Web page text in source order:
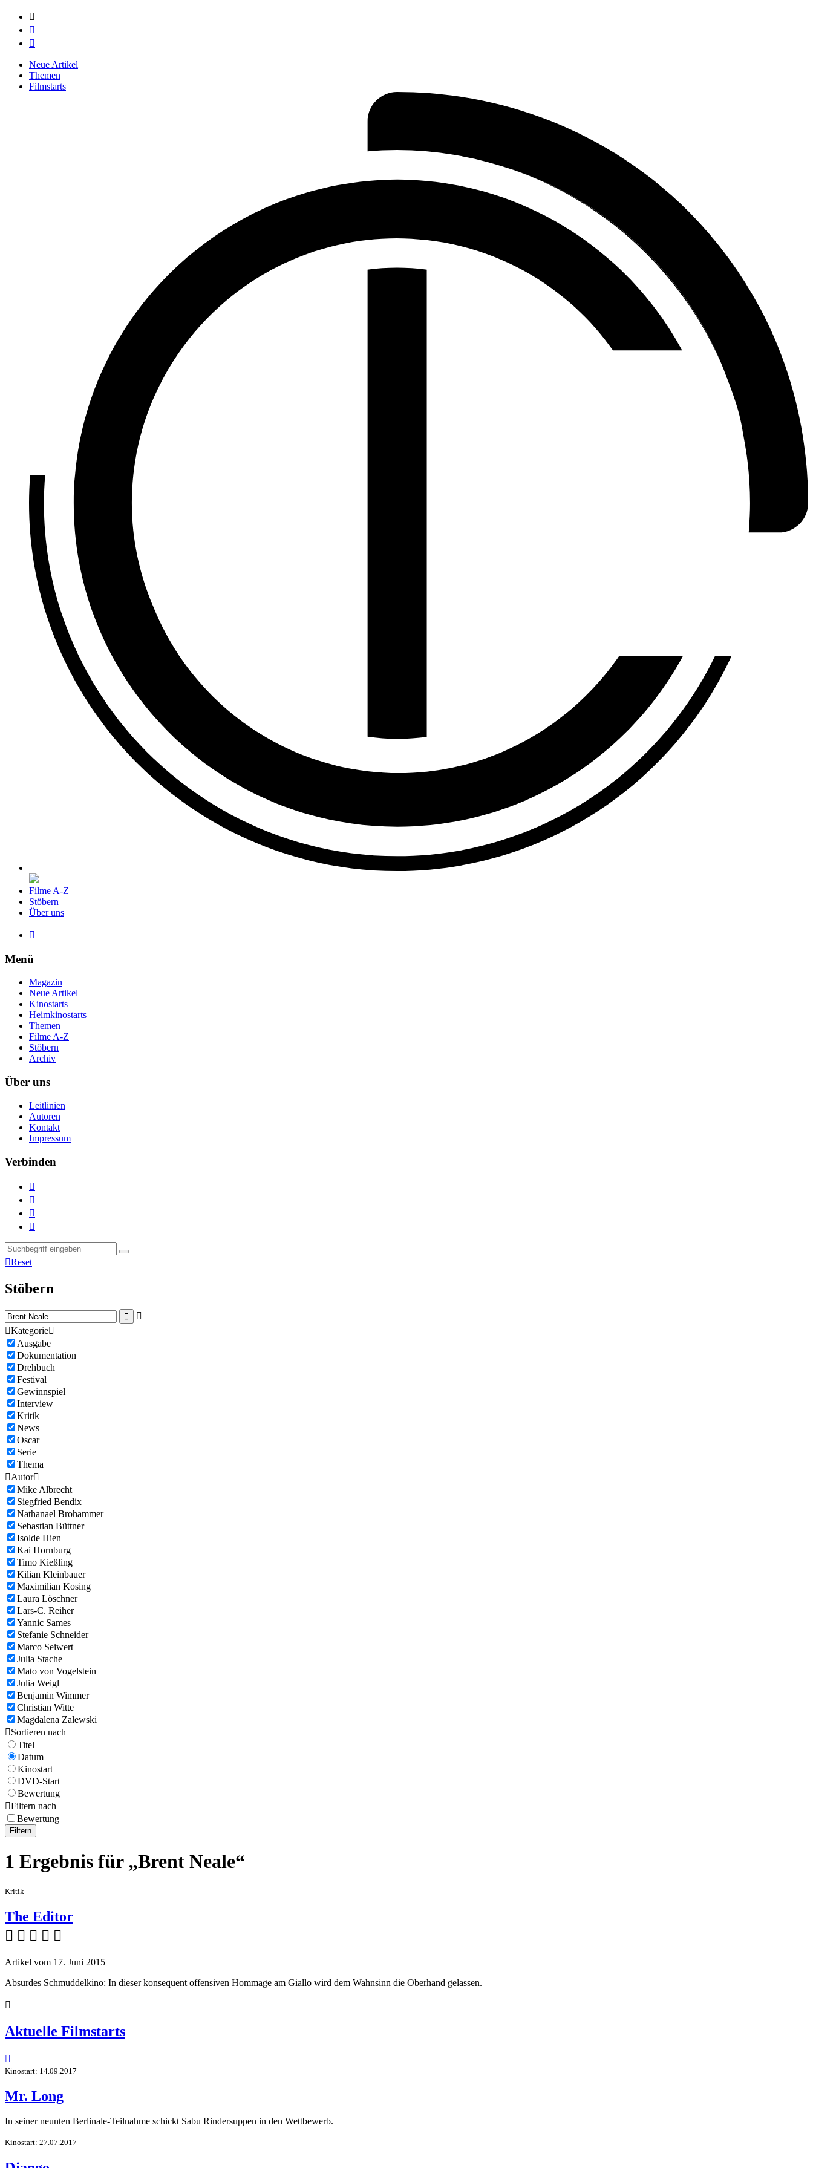



Neue Artikel
Themen
Filmstarts
Filme A-Z
Stöbern
Über uns

Menü
Magazin
Neue Artikel
Kinostarts
Heimkinostarts
Themen
Filme A-Z
Stöbern
Archiv
Über uns
Leitlinien
Autoren
Kontakt
Impressum
Verbinden




Reset
Stöbern


Kategorie
Ausgabe
Dokumentation
Drehbuch
Festival
Gewinnspiel
Interview
Kritik
News
Oscar
Serie
Thema
Autor
Mike Albrecht
Siegfried Bendix
Nathanael Brohammer
Sebastian Büttner
Isolde Hien
Kai Hornburg
Timo Kießling
Kilian Kleinbauer
Maximilian Kosing
Laura Löschner
Lars-C. Reiher
Yannic Sames
Stefanie Schneider
Marco Seiwert
Julia Stache
Mato von Vogelstein
Julia Weigl
Benjamin Wimmer
Christian Witte
Magdalena Zalewski
Sortieren nach
Titel
Datum
Kinostart
DVD-Start
Bewertung
Filtern nach
Bewertung
Filtern
1 Ergebnis für „Brent Neale“
Kritik
The Editor
    
Artikel vom 17. Juni 2015
Absurdes Schmuddelkino: In dieser konsequent offensiven Hommage am Giallo wird dem Wahnsinn die Oberhand gelassen.

Aktuelle Filmstarts

Kinostart: 14.09.2017
Mr. Long
In seiner neunten Berlinale-Teilnahme schickt Sabu Rindersuppen in den Wettbewerb.
Kinostart: 27.07.2017